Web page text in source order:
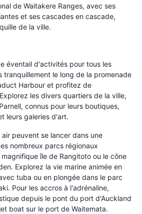
de Waitakere Ranges, avec ses
et ses cascades en cascade,
de la ville.
éventail d'activités pour tous les
tranquillement le long de la promenade
Harbour et profitez de
les divers quartiers de la ville,
connus pour leurs boutiques,
leurs galeries d'art.
peuvent se lancer dans une
nombreux parcs régionaux
île de Rangitoto ou le cône
Explorez la vie marine animée en
tuba ou en plongée dans le parc
Pour les accros à l'adrénaline,
depuis le pont du port d'Auckland
boat sur le port de Waitemata.